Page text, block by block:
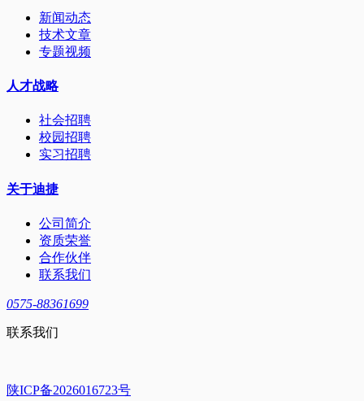
新闻动态
技术文章
专题视频
人才战略
社会招聘
校园招聘
实习招聘
关于迪捷
公司简介
资质荣誉
合作伙伴
联系我们
0575-88361699
联系我们
陕ICP备2026016723号